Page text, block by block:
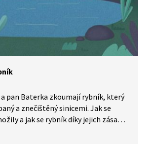
pan Baterka zkoumají rybník, který
a znečištěný sinicemi. Jak se
a jak se rybník díky jejich zásahu